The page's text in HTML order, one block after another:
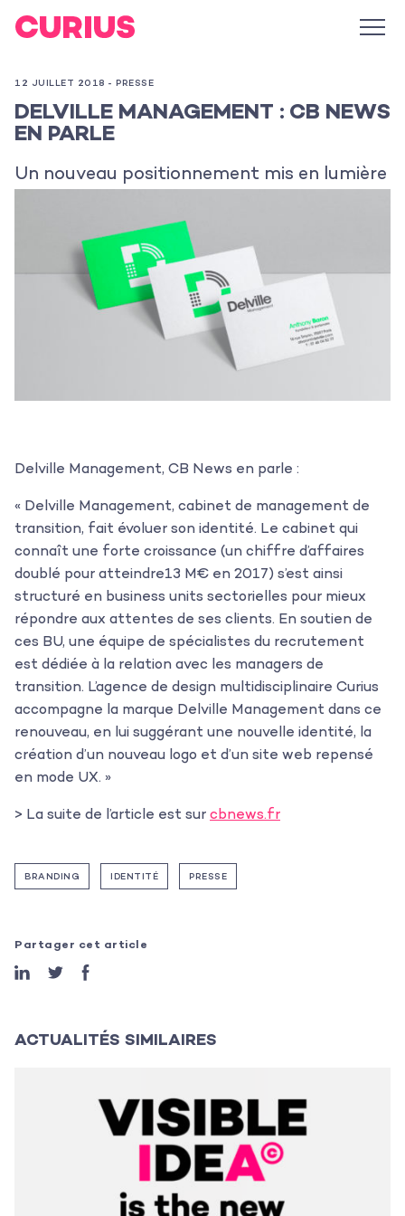
L’agence
Les projets
L’équipe
12 JUILLET 2018 - PRESSE
DELVILLE MANAGEMENT : CB NEWS
EN PARLE
Un nouveau positionnement mis en lumière
Delville Management, CB News en parle :
« Delville Management, cabinet de management de
transition, fait évoluer son identité. Le cabinet qui
connaît une forte croissance (un chiffre d’affaires
doublé pour atteindre13 M€ en 2017) s’est ainsi
structuré en business units sectorielles pour mieux
répondre aux attentes de ses clients. En soutien de
ces BU, une équipe de spécialistes du recrutement
est dédiée à la relation avec les managers de
transition. L’agence de design multidisciplinaire Curius
accompagne la marque Delville Management dans ce
renouveau, en lui suggérant une nouvelle identité, la
création d’un nouveau logo et d’un site web repensé
en mode UX. »
> La suite de l’article est sur cbnews.fr
BRANDING IDENTITÉ PRESSE
Partager cet article
ACTUALITÉS SIMILAIRES